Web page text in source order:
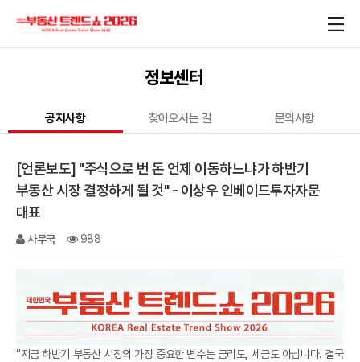
정보센터
공지사항 찾아오시는 길 문의사항
[언론보도] "주식으로 번 돈 언제 이동하느냐가 하반기
부동산 시장 결정하게 될 것" - 이상우 인베이드투자자문
대표
사무국 988
“지금 하반기 부동산 시장의 가장 중요한 변수는 금리도, 세금도 아닙니다. 결국